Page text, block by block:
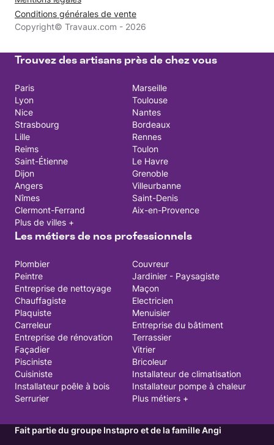
Conditions générales de vente
Copyright© Travaux.com - 2026
Trouvez des artisans près de chez vous
Paris
Marseille
Lyon
Toulouse
Nice
Nantes
Strasbourg
Bordeaux
Lille
Rennes
Reims
Toulon
Saint-Étienne
Le Havre
Dijon
Grenoble
Angers
Villeurbanne
Nîmes
Saint-Denis
Clermont-Ferrand
Aix-en-Provence
Plus de villes +
Les métiers de nos professionnels
Plombier
Couvreur
Peintre
Jardinier - Paysagiste
Entreprise de nettoyage
Maçon
Chauffagiste
Electricien
Plaquiste
Menuisier
Carreleur
Entreprise du bâtiment
Entreprise de rénovation
Terrassier
Façadier
Vitrier
Pisciniste
Bricoleur
Cuisiniste
Installateur de climatisation
Installateur poêle à bois
Installateur pompe à chaleur
Serrurier
Plus métiers +
Fait partie du groupe Instapro et de la famille Angi